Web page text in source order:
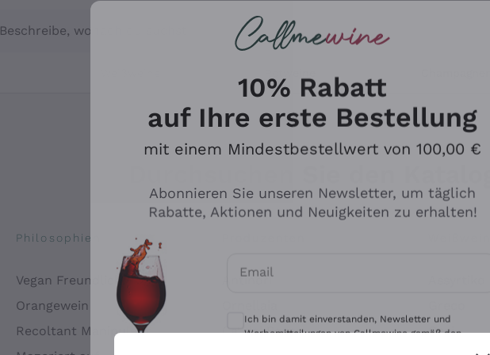
Beschreibe, wonach du suchst
Philosophien
Vegan Freundlich
Orangewein
Recoltant Manipulant
Antinori
Ca' del Bosco
Gavi
10% Rabatt
auf Ihre erste Bestellung
mit einem Mindestbestellwert von 100,00 €
Abonnieren Sie unseren Newsletter, um täglich
Rabatte, Aktionen und Neuigkeiten zu erhalten!
Email
Optionale Einwilligungen zum Erhalt von
Ich bin damit einverstanden, Newsletter und
Werbemitteilungen von Callmewine gemäß den -